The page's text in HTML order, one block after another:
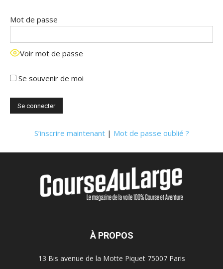
Mot de passe
Voir mot de passe
Se souvenir de moi
S’inscrire maintenant| Mot de passe oublié ?
À PROPOS
13 Bis avenue de la Motte Piquet 75007 Paris